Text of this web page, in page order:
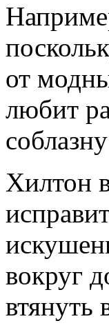
от
любит
Хилтон
вокруг
втянуть